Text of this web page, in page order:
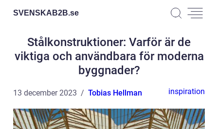
SVENSKAB2B.se
Stålkonstruktioner: Varför är de
viktiga och användbara för moderna
byggnader?
13 december 2023 Tobias Hellman inspiration